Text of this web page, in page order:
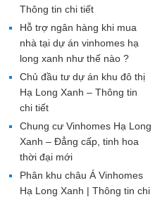
Thông tin chi tiết
Hỗ trợ ngân hàng khi mua
nhà tại dự án vinhomes hạ
long xanh như thế nào ?
Chủ đầu tư dự án khu đô thị
Hạ Long Xanh – Thông tin
chi tiết
Chung cư Vinhomes Hạ Long
Xanh – Đẳng cấp, tinh hoa
thời đại mới
Phân khu châu Á Vinhomes
Hạ Long Xanh | Thông tin chi